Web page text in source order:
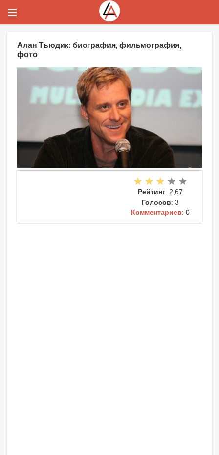
Алан Тьюдик: биография, фильмография,
фото
Рейтинг: 2,67
Голосов: 3
Комментариев: 0